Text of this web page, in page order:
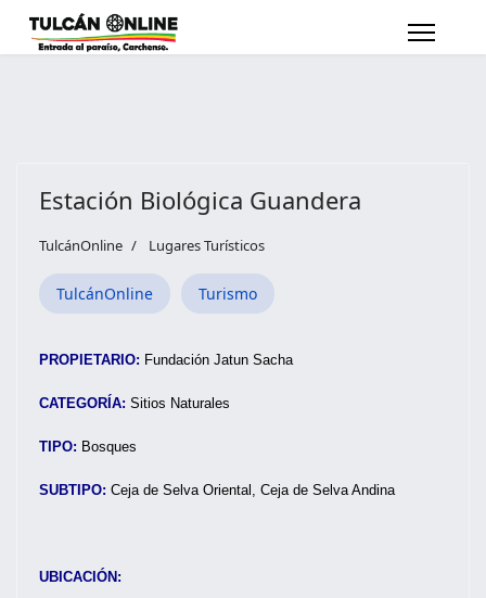
Estación Biológica Guandera
TulcánOnline Lugares Turísticos
TulcánOnline Turismo
PROPIETARIO: Fundación Jatun Sacha
CATEGORÍA: Sitios Naturales
TIPO: Bosques
SUBTIPO: Ceja de Selva Oriental, Ceja de Selva Andina
UBICACIÓN: